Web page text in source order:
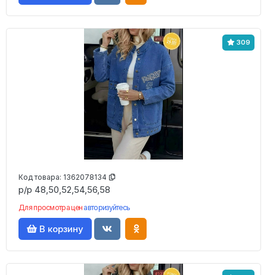
309
Код товара: 1362078134
р/р 48,50,52,54,56,58
Для просмотра цен авторизуйтесь
В корзину